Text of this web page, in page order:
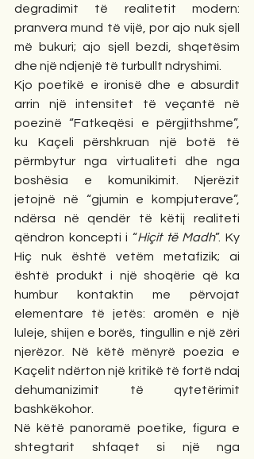
degradimit të realitetit modern:
pranvera mund të vijë, por ajo nuk sjell
më bukuri; ajo sjell bezdi, shqetësim
dhe një ndjenjë të turbullt ndryshimi.
Kjo poetikë e ironisë dhe e absurdit
arrin një intensitet të veçantë në
poezinë “Fatkeqësi e përgjithshme”,
ku Kaçeli përshkruan një botë të
përmbytur nga virtualiteti dhe nga
boshësia e komunikimit. Njerëzit
jetojnë në “gjumin e kompjuterave”,
ndërsa në qendër të këtij realiteti
qëndron koncepti i “Hiçit të Madh”. Ky
Hiç nuk është vetëm metafizik; ai
është produkt i një shoqërie që ka
humbur kontaktin me përvojat
elementare të jetës: aromën e një
luleje, shijen e borës, tingullin e një zëri
njerëzor. Në këtë mënyrë poezia e
Kaçelit ndërton një kritikë të fortë ndaj
dehumanizimit të qytetërimit
bashkëkohor.
Në këtë panoramë poetike, figura e
shtegtarit shfaqet si një nga